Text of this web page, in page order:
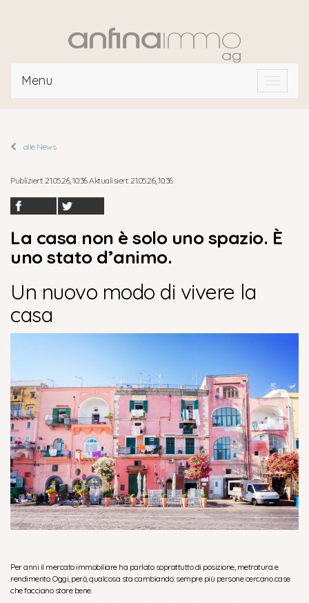
Menu
alle News
Publiziert: 21.05.26, 10:36 Aktualisiert: 21.05.26, 10:36
La casa non è solo uno spazio. È
uno stato d’animo.
Un nuovo modo di vivere la
casa
Per anni il mercato immobiliare ha parlato soprattutto di posizione, metratura e
rendimento. Oggi, però, qualcosa sta cambiando: sempre più persone cercano case
che facciano stare bene.